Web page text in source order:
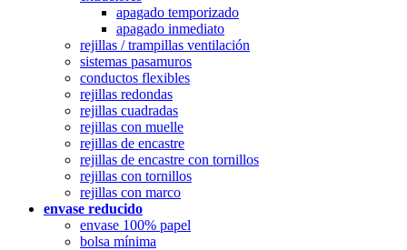
apagado temporizado
apagado inmediato
rejillas / trampillas ventilación
sistemas pasamuros
conductos flexibles
rejillas redondas
rejillas cuadradas
rejillas con muelle
rejillas de encastre
rejillas de encastre con tornillos
rejillas con tornillos
rejillas con marco
envase reducido
envase 100% papel
bolsa mínima